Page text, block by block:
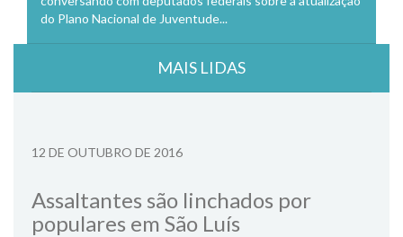
do Plano Nacional de Juventude...
MAIS LIDAS
12 DE OUTUBRO DE 2016
Assaltantes são linchados por
populares em São Luís